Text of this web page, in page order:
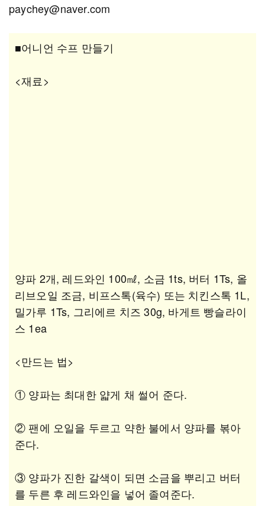
paychey@naver.com
■어니언 수프 만들기
<재료>
양파 2개, 레드와인 100㎖, 소금 1ts, 버터 1Ts, 올
리브오일 조금, 비프스톡(육수) 또는 치킨스톡 1L,
밀가루 1Ts, 그리에르 치즈 30g, 바게트 빵슬라이
스 1ea
<만드는 법>
① 양파는 최대한 얇게 채 썰어 준다.
② 팬에 오일을 두르고 약한 불에서 양파를 볶아
준다.
③ 양파가 진한 갈색이 되면 소금을 뿌리고 버터
를 두른 후 레드와인을 넣어 졸여준다.